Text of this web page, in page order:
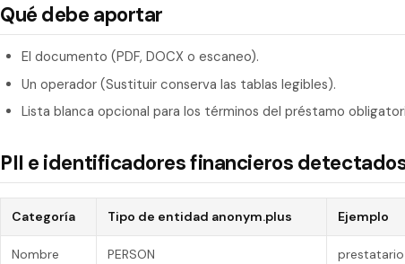
Qué debe aportar
El documento (PDF, DOCX o escaneo).
Un operador (Sustituir conserva las tablas legibles).
Lista blanca opcional para los términos del préstamo
PII e identificadores financieros
Categoría Tipo de entidad anonym.plus Ejemplo
Nombre PERSON prestatario